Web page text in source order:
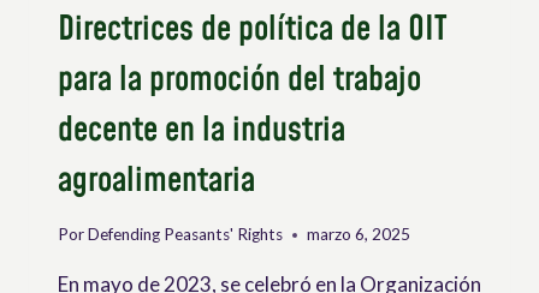
Directrices de política de la OIT
para la promoción del trabajo
decente en la industria
agroalimentaria
PorDefending Peasants' Rights marzo 6, 2025
En mayo de 2023, se celebró en la Organización